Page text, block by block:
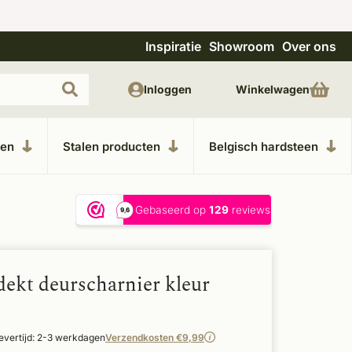
Unieke materialen in kempische bouwstijl
Inspiratie Showroom Over ons
Stalen producten Belgisch hardsteen
Inloggen Winkelwagen
deurscharnier kleur
2-3 werkdagenVerzendkosten €9,99